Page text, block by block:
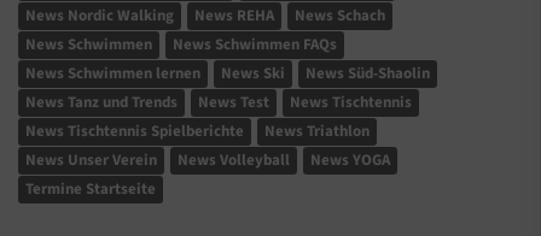
News Nordic Walking
News REHA
News Schach
News Schwimmen
News Schwimmen FAQs
News Schwimmen lernen
News Ski
News Süd-Shaolin
News Tanz und Trends
News Test
News Tischtennis
News Tischtennis Spielberichte
News Triathlon
News Unser Verein
News Volleyball
News YOGA
Termine Startseite